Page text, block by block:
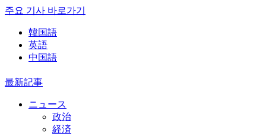
주요 기사 바로가기
韓国語
英語
中国語
最新記事
ニュース
政治
経済